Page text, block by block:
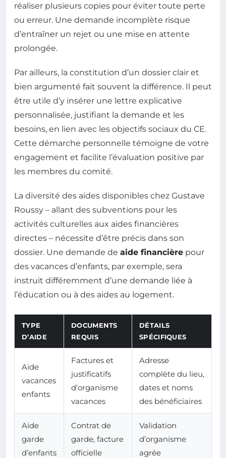
réaliser plusieurs copies pour éviter toute perte
ou erreur. Une demande incomplète risque
d’entraîner un rejet ou une mise en attente
prolongée.
Par ailleurs, la constitution d’un dossier clair et
bien argumenté fait souvent la différence. Il peut
être utile d’y insérer une lettre explicative
personnalisée, justifiant la demande et les
besoins, en lien avec les objectifs sociaux du CE.
Cette démarche personnelle témoigne de votre
engagement et facilite l’évaluation positive par
les membres du comité.
La diversité des aides disponibles chez Gustave
Roussy – allant des subventions pour les
activités culturelles aux aides financières
directes – nécessite d’être précis dans son
dossier. Une demande de aide financière pour
des vacances d’enfants, par exemple, sera
instruit différemment d’une demande liée à
l’éducation ou à des aides au logement.
TYPE
D’AIDE
DOCUMENTS
REQUIS
DÉTAILS
SPÉCIFIQUES
Aide
vacances
enfants
Factures et
justificatifs
d’organisme
vacances
Adresse
complète du lieu,
dates et noms
des bénéficiaires
Aide
garde
d’enfants
Contrat de
garde, facture
officielle
Validation
d’organisme
agrée